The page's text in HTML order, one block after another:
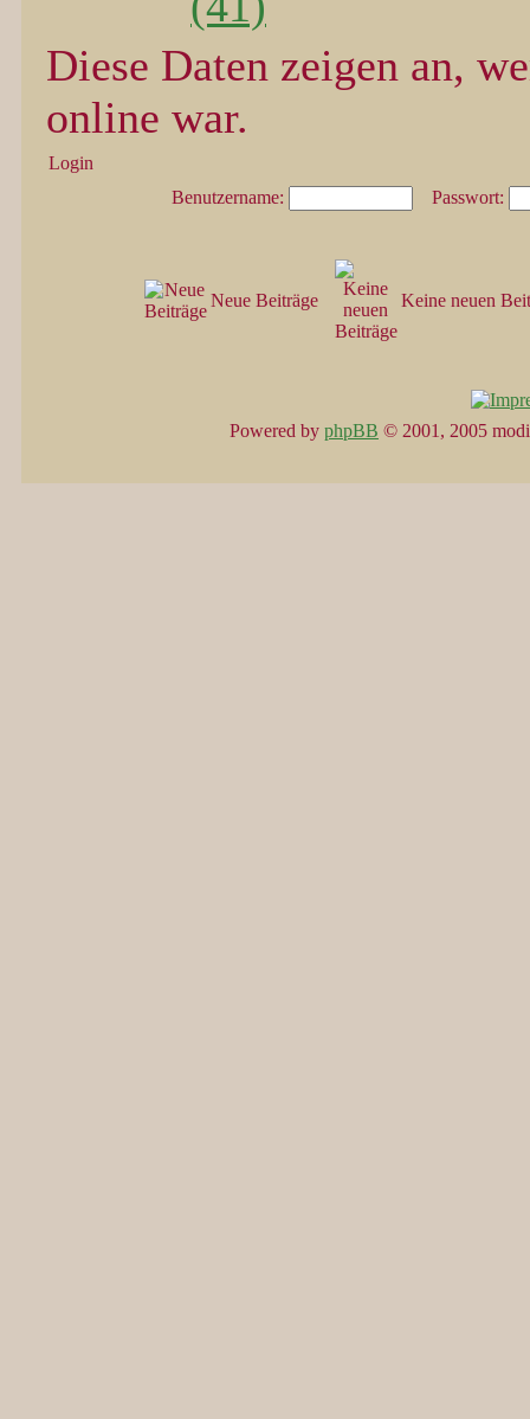
Diese Daten zeigen an,
online war.
Login
Benutzername:
Passwort:
Neue Beiträge Keine neuen
Powered by phpBB © 2001, 2005